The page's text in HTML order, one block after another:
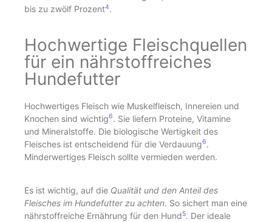
bis zu zwölf Prozent4.
Hochwertige Fleischquellen
für ein nährstoffreiches
Hundefutter
Hochwertiges Fleisch wie Muskelfleisch, Innereien und
Knochen sind wichtig6. Sie liefern Proteine, Vitamine
und Mineralstoffe. Die biologische Wertigkeit des
Fleisches ist entscheidend für die Verdauung6.
Minderwertiges Fleisch sollte vermieden werden.
Es ist wichtig, auf die Qualität und den Anteil des
Fleisches im Hundefutter zu achten. So sichert man eine
nährstoffreiche Ernährung für den Hund5. Der ideale